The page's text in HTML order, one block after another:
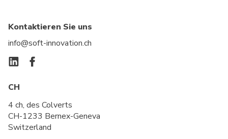
Kontaktieren Sie uns
info@soft-innovation.ch
CH
4 ch, des Colverts
CH-1233 Bernex-Geneva
Switzerland